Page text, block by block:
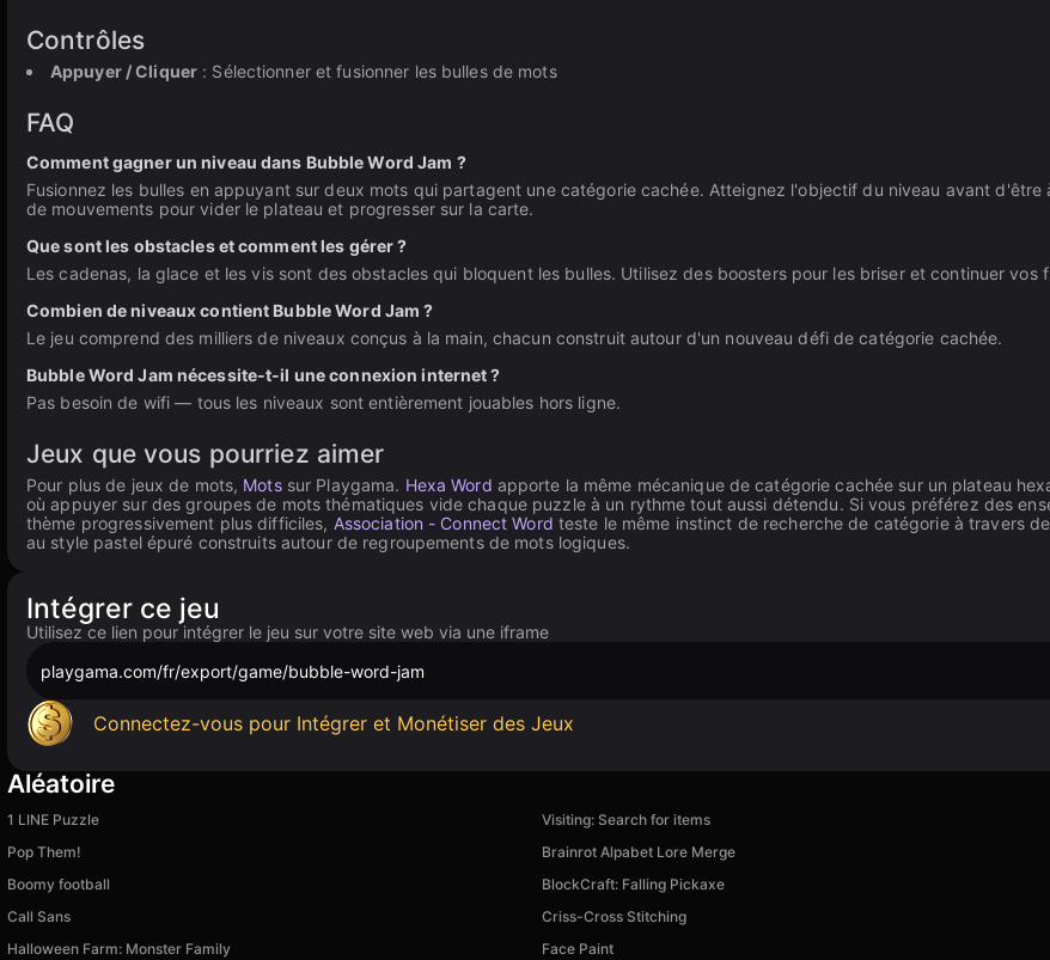
Contrôles
Appuyer / Cliquer : Sélectionner et fusionner les bulles de mots
FAQ
Comment gagner un niveau dans Bubble Word Jam ?
Fusionnez les bulles en appuyant sur deux mots qui partagent une catégorie cachée. Atteignez l'objectif du niveau avant d'être
de mouvements pour vider le plateau et progresser sur la carte.
Que sont les obstacles et comment les gérer ?
Les cadenas, la glace et les vis sont des obstacles qui bloquent les bulles. Utilisez des boosters pour les briser et continuer vos
Combien de niveaux contient Bubble Word Jam ?
Le jeu comprend des milliers de niveaux conçus à la main, chacun construit autour d'un nouveau défi de catégorie cachée.
Bubble Word Jam nécessite-t-il une connexion internet ?
Pas besoin de wifi — tous les niveaux sont entièrement jouables hors ligne.
Jeux que vous pourriez aimer
Pour plus de jeux de mots, Motssur Playgama. Hexa Word apporte la même mécanique de catégorie cachée sur un plateau
où appuyer sur des groupes de mots thématiques vide chaque puzzle à un rythme tout aussi détendu. Si vous préférez des
thème progressivement plus difficiles, Association - Connect Word teste le même instinct de recherche de catégorie à travers
au style pastel épuré construits autour de regroupements de mots logiques.
Intégrer ce jeu
Utilisez ce lien pour intégrer le jeu sur votre site web via une iframe
playgama.com/fr/export/game/bubble-word-jam
Connectez-vous pour Intégrer et Monétiser des Jeux
Aléatoire
1 LINE Puzzle Visiting: Search for items
Pop Them!
Brainrot Alpabet Lore Merge
Boomy football
BlockCraft: Falling Pickaxe
Call Sans
Criss-Cross Stitching
Halloween Farm: Monster Family
Face Paint